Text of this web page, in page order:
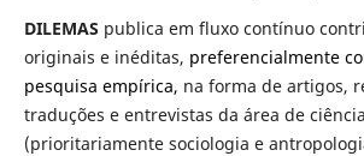
DILEMAS publica em fluxo contínuo
originais e inéditas, preferencialmente
pesquisa empírica, na forma de artigos,
traduções e entrevistas da área de
(prioritariamente sociologia e